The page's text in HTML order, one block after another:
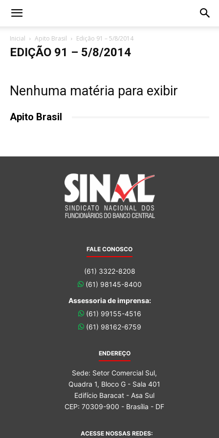
Inicial Apito Brasil Edição 91 – 5/8/2014
EDIÇÃO 91 – 5/8/2014
Nenhuma matéria para exibir
Apito Brasil
FALE CONOSCO
(61) 3322-8208
(61) 98145-8400
Assessoria de imprensa:
(61) 99155-4516
(61) 98162-6759
ENDEREÇO
Sede: Setor Comercial Sul,
Quadra 1, Bloco G - Sala 401
Edifício Baracat - Asa Sul
CEP: 70309-900 - Brasília - DF
ACESSE NOSSAS REDES: